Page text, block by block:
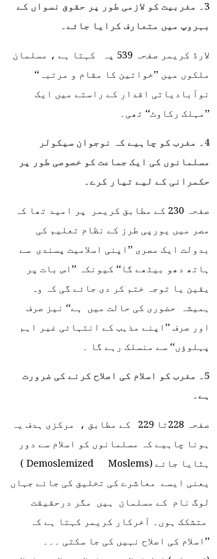
3۔ مغربیت کو لازمی طور پر حقوق نسواں کے
بہروپ میں متعارف کرایا جائے۔
لارڈ کریمر صفحہ 539 پہ کہتا ہے ، مسلمان
ملکوں میں ’’خواتین کا مقام و مرتبہ‘‘
نوآبادیاتی اقدار کے راستے میں ایک
’’مہلک رکاوٹ‘‘ تھی۔
4۔ مغرب کو چاہیے کہ نوجوان سیکولر
مسلمانوں کی ایک جماعت کو خصوصی طور پر
حکمرانی کے لیے تیار کرے۔
صفحہ 230 کے مطابق کریمر پر امید تھا کہ
مصر میں یورپی طرز کے نظام تعلیم کی
بدولت ایک مصری ’’اپنی اسلامیت پسندی سے
ہاتھ دھو بیٹھے گا‘‘ کیونکہ ’’اس بات پر
یقین یا توجہ ختم کر دی جائے گی کہ وہ
ہمیشہ حضوری کی حالت میں ہے‘‘ نیز صرف
اور صرف ’’اپنے مذہب کے انتہائی غیر اہم
پہلوؤں‘‘ سے منسلک رہے گا ۔
5۔ مغرب کو اسلام کی اصلاح کرنے کی ضرورت
ہے۔
صفحہ 228تا 229 کے مطابق ، مرکزی ہدف یہ
ہونا چاہیے کہ مسلمانوں کو اسلام سے دور
ہٹایا جائے (Demoslemized Moslems )
یعنی ایسے معاشرے کی تخلیق کی جائے جہاں
لوگ نام کے مسلمان ہیں مگر درحقیقت
متشکک ہوں۔ آخرکار کریمر کہتا ہے کہ
’’اسلام کی اصلاح نہیں کی جا سکتی ۔۔۔